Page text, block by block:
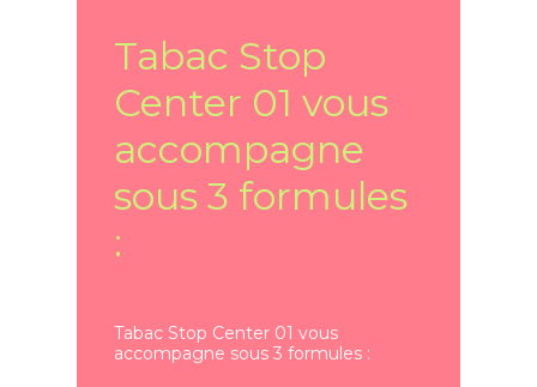
Tabac Stop
Center 01 vous
accompagne
sous 3 formules
:
Tabac Stop Center 01 vous
accompagne sous 3 formules :